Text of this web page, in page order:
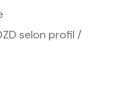
selon profil /